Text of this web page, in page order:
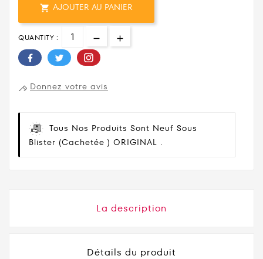
 AJOUTER AU PANIER
QUANTITY :
Donnez votre avis
Tous Nos Produits Sont Neuf Sous
Blister (cachetée ) ORIGINAL .
La description
Détails du produit